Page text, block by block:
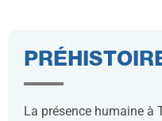
La présence humaine à